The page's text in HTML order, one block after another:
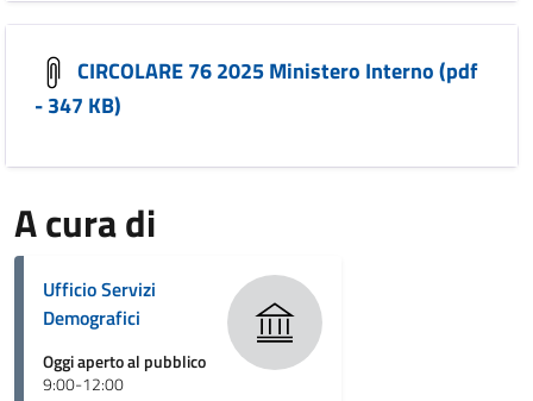
CIRCOLARE 76 2025 Ministero Interno (pdf
- 347 KB)
A cura di
Ufficio Servizi
Demografici
Oggi aperto al pubblico
9:00-12:00